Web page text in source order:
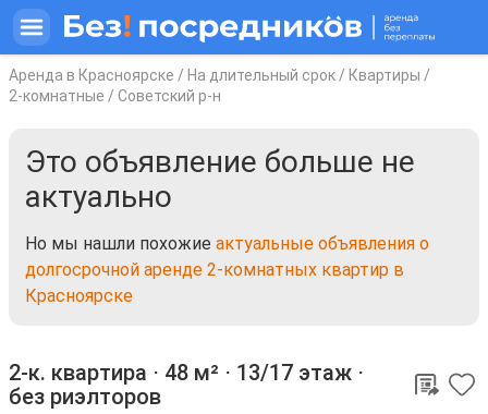
Аренда в Красноярске / На длительный срок / Квартиры /
2-комнатные / Советский р-н
Это объявление больше не
актуально
Но мы нашли похожие актуальные объявления о
долгосрочной аренде 2-комнатных квартир в
Красноярске
2-к. квартира ⋅ 48 м² ⋅ 13/17 этаж ⋅
без риэлторов